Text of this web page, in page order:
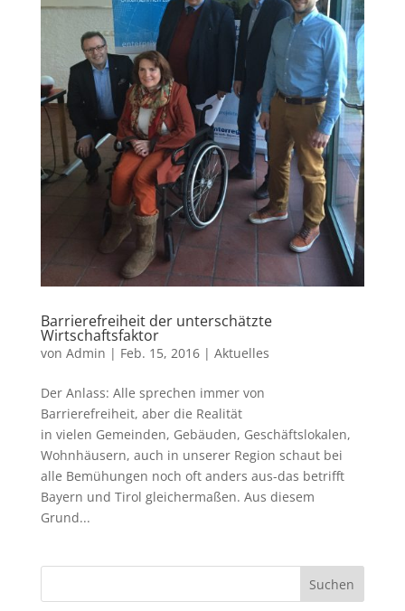
Barrierefreiheit der unterschätzte
Wirtschaftsfaktor
von Admin | Feb. 15, 2016| Aktuelles
Der Anlass: Alle sprechen immer von
Barrierefreiheit, aber die Realität
in vielen Gemeinden, Gebäuden, Geschäftslokalen,
Wohnhäusern, auch in unserer Region schaut bei
alle Bemühungen noch oft anders aus-das betrifft
Bayern und Tirol gleichermaßen. Aus diesem
Grund...
Suchen